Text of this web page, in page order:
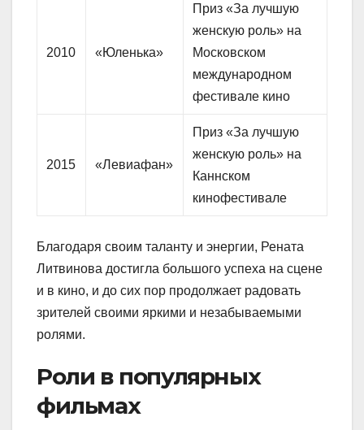
2010 «Юленька»
Приз «За лучшую
женскую роль» на
Московском
международном
фестивале кино
2015 «Левиафан»
Приз «За лучшую
женскую роль» на
Каннском
кинофестивале
Благодаря своим таланту и энергии, Рената
Литвинова достигла большого успеха на сцене
и в кино, и до сих пор продолжает радовать
зрителей своими яркими и незабываемыми
ролями.
Роли в популярных
фильмах